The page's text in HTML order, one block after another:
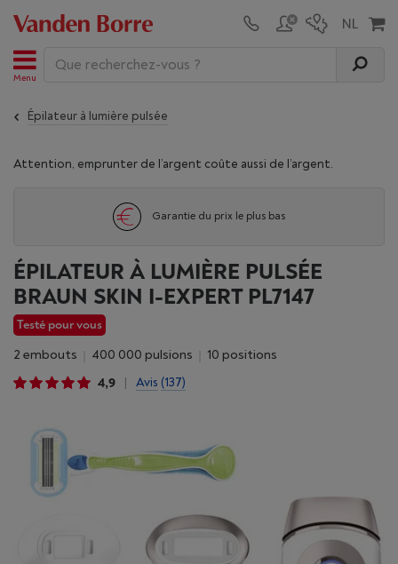
Menu
Épilateur à lumière pulsée
Attention, emprunter de l’argent coûte aussi de l’argent.
Garantie du prix le plus bas
ÉPILATEUR À LUMIÈRE PULSÉE
BRAUN SKIN I-EXPERT PL7147
Testé pour vous
2 embouts 400 000 pulsions
10 positions
4,9
Avis (137)